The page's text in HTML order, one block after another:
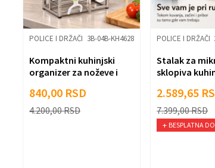
Pošalji
POLICE I DRŽAČI 3B-04B-KH4628
Kompaktni kuhinjski
organizer za noževe i
840,00 RSD
4.200,00RSD
POLICE I DRŽAČI
Stalak za
sklopiva
2.589,65
7.399,00RSD
BESPLATNA